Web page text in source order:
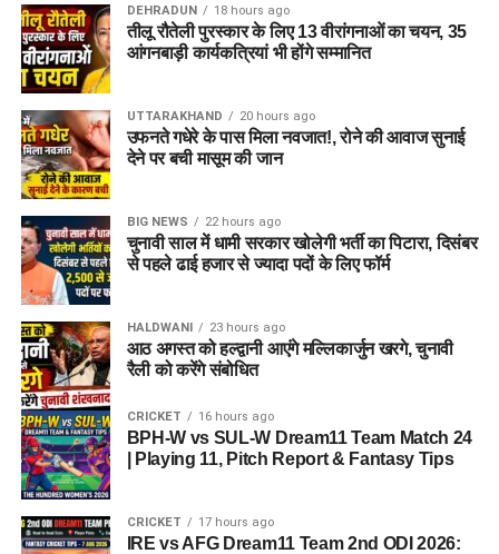
DEHRADUN 18 hours ago
तीलू रौतेली पुरस्कार के लिए 13 वीरांगनाओं का चयन, 35
आंगनबाड़ी कार्यकत्रियां भी होंगे सम्मानित
UTTARAKHAND 20 hours ago
उफनते गधेरे के पास मिला नवजात!, रोने की आवाज सुनाई
देने पर बची मासूम की जान
BIG NEWS 22 hours ago
चुनावी साल में धामी सरकार खोलेगी भर्ती का पिटारा, दिसंबर
से पहले ढाई हजार से ज्यादा पदों के लिए फॉर्म
HALDWANI 23 hours ago
आठ अगस्त को हल्द्वानी आएंगे मल्लिकार्जुन खरगे, चुनावी
रैली को करेंगे संबोधित
CRICKET 16 hours ago
BPH-W vs SUL-W Dream11 Team Match 24
| Playing 11, Pitch Report & Fantasy Tips
CRICKET 17 hours ago
IRE vs AFG Dream11 Team 2nd ODI 2026: